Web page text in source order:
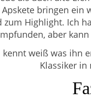
bringen ein
zum Highlight. Ich
aber
kennt weiß was ihn
Klassiker in